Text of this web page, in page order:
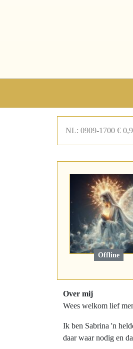
NL: 0909-1700 €
Offline
Over mij
Wees welkom lief
Ik ben Sabrina 'n
daar waar nodig en